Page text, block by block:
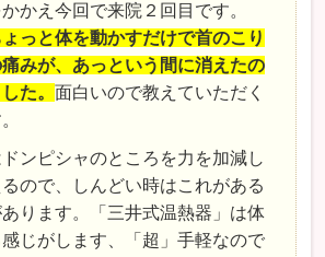
かえ今回で来院２回目です。
ょっと体を動かすだけで首のこり
みが、あっという間に消えたの
た。面白いので教えていただく
ドンピシャのところを力を加減し
ので、しんどい時はこれがある
ります。「三井式温熱器」は体
じがします、「超」手軽なので